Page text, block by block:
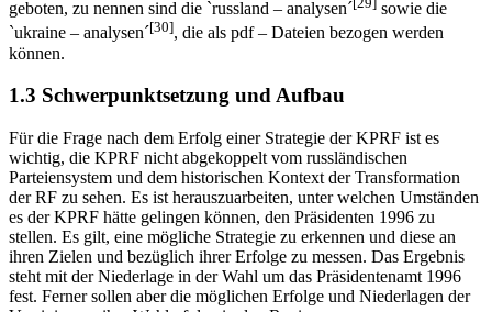
geboten, zu nennen sind die `russland – analysen´
sowie die
`ukraine – analysen´[30], die als pdf – Dateien bezogen werden
können.
1.3 Schwerpunktsetzung und Aufbau
Für die Frage nach dem Erfolg einer Strategie der KPRF ist es
wichtig, die KPRF nicht abgekoppelt vom russländischen
Parteiensystem und dem historischen Kontext der Transformation
der RF zu sehen. Es ist herauszuarbeiten, unter welchen Umständen
es der KPRF hätte gelingen können, den Präsidenten 1996 zu
stellen. Es gilt, eine mögliche Strategie zu erkennen und diese an
ihren Zielen und bezüglich ihrer Erfolge zu messen. Das Ergebnis
steht mit der Niederlage in der Wahl um das Präsidentenamt 1996
fest. Ferner sollen aber die möglichen Erfolge und Niederlagen der